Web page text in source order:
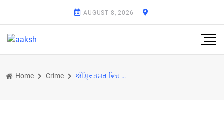
AUGUST 8, 2026
Home Crime ਅੰਮ੍ਰਿਤਸਰ ਵਿਚ ਰੇਲਵੇ ਸਟੇਸ਼ਨ ਦੇ ਬਾਹਰ ਨੌਜਵਾਨ ਦਾ ਕੀਤਾ ਕਤਲ